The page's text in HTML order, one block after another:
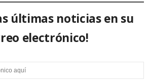
últimas noticias en su
electrónico!